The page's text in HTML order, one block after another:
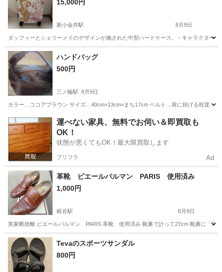
15,000円
新小金井駅 8月9日
ダッフィーとシェリーメイのデザインが施された中型ハードケース。 - キャラクター
東京 小金井市 新小金井駅
ハンドバッグ
500円
三ノ輪駅 8月9日
カラー…ココアブラウン サイズ…40cm×13cm×まち17cm ベルト…肩に担げる程度、
東京 台東区 三ノ輪駅 バッグ ボタン
運べない家具、無料でお伺い＆即買取も
OK！
状態が悪くてもOK！最大限買取します
プリフラ Ad
革靴 ピエールバルマン PARIS 使用済み
1,000円
糀谷駅 8月9日
実家断捨離 ピエールバルマン PARIS 革靴 使用済み 靴裏で計って27cm 靴裏に「7」
東京 大田区 靴
Tevaのスポーツサンダル
800円